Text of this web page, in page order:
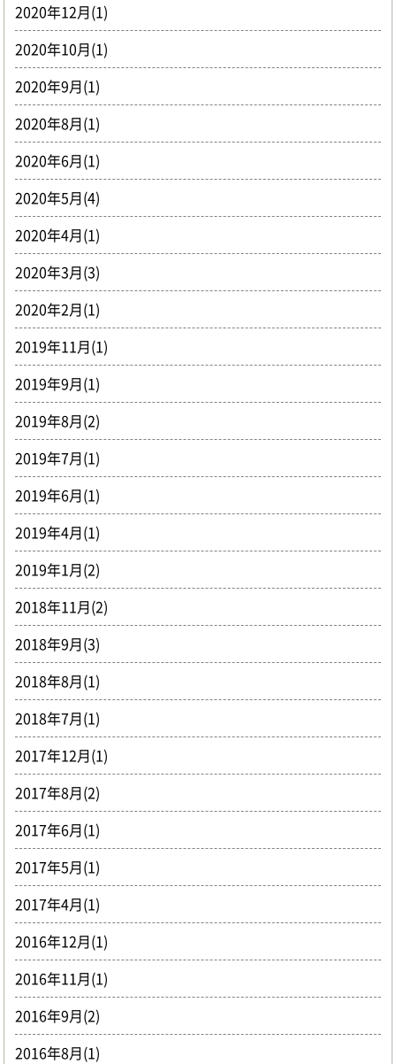
2020年12月(1)
2020年10月(1)
2020年9月(1)
2020年8月(1)
2020年6月(1)
2020年5月(4)
2020年4月(1)
2020年3月(3)
2020年2月(1)
2019年11月(1)
2019年9月(1)
2019年8月(2)
2019年7月(1)
2019年6月(1)
2019年4月(1)
2019年1月(2)
2018年11月(2)
2018年9月(3)
2018年8月(1)
2018年7月(1)
2017年12月(1)
2017年8月(2)
2017年6月(1)
2017年5月(1)
2017年4月(1)
2016年12月(1)
2016年11月(1)
2016年9月(2)
2016年8月(1)